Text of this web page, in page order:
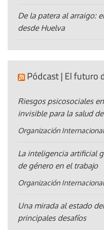
De la patera al arraigo:
desde Huelva
Pódcast | El futuro
Riesgos psicosociales
invisible para la salud
Organización
La inteligencia artificial
de género en el trabajo
Organización
Una mirada al estado
principales desafíos